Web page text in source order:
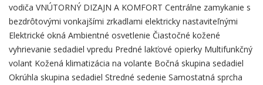
vodiča VNÚTORNÝ DIZAJN A KOMFORT Centrálne zamykanie s
bezdrôtovými vonkajšími zrkadlami elektricky nastaviteľnými
Elektrické okná Ambientné osvetlenie Čiastočné kožené
vyhrievanie sedadiel vpredu Predné lakťové opierky Multifunkčný
volant Kožená klimatizácia na volante Bočná skupina sedadiel
Okrúhla skupina sedadiel Stredné sedenie Samostatná sprcha